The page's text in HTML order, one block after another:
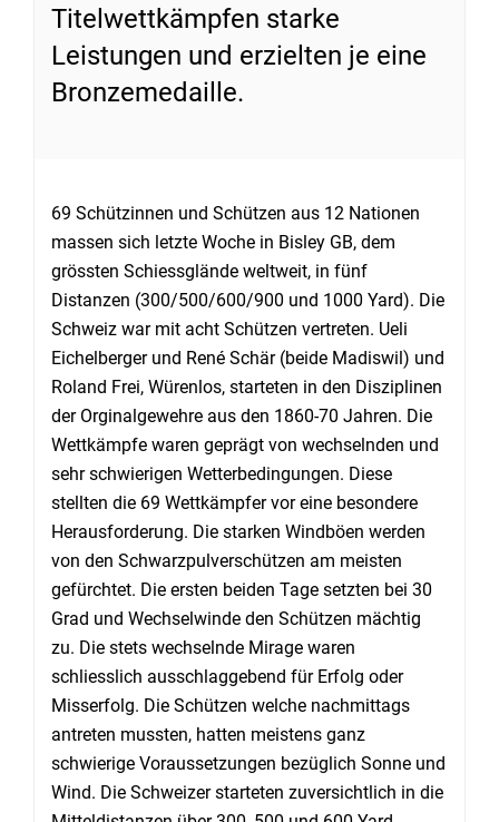
Titelwettkämpfen starke
Leistungen und erzielten je eine
Bronzemedaille.
69 Schützinnen und Schützen aus 12 Nationen
massen sich letzte Woche in Bisley GB, dem
grössten Schiessglände weltweit, in fünf
Distanzen (300/500/600/900 und 1000 Yard). Die
Schweiz war mit acht Schützen vertreten. Ueli
Eichelberger und René Schär (beide Madiswil) und
Roland Frei, Würenlos, starteten in den Disziplinen
der Orginalgewehre aus den 1860-70 Jahren. Die
Wettkämpfe waren geprägt von wechselnden und
sehr schwierigen Wetterbedingungen. Diese
stellten die 69 Wettkämpfer vor eine besondere
Herausforderung. Die starken Windböen werden
von den Schwarzpulverschützen am meisten
gefürchtet. Die ersten beiden Tage setzten bei 30
Grad und Wechselwinde den Schützen mächtig
zu. Die stets wechselnde Mirage waren
schliesslich ausschlaggebend für Erfolg oder
Misserfolg. Die Schützen welche nachmittags
antreten mussten, hatten meistens ganz
schwierige Voraussetzungen bezüglich Sonne und
Wind. Die Schweizer starteten zuversichtlich in die